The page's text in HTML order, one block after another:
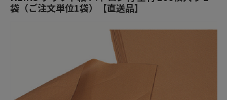
袋（ご注文単位1袋）【直送品】